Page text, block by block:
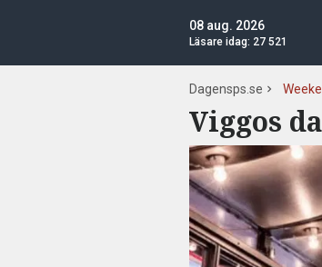
08 aug. 2026
Läsare idag: 27 521
Dagensps.se
Viggos